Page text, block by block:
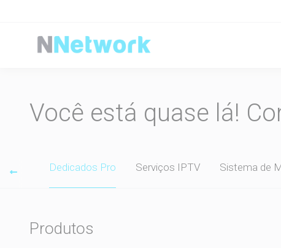
Você está quase lá!
Dedicados Pro Serviços IPTV Sistema de
Produtos